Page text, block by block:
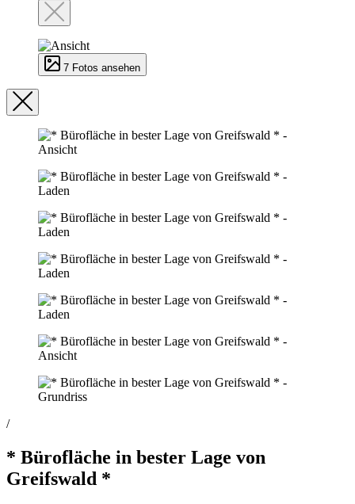
7 Fotos ansehen
/
* Bürofläche in bester Lage von
Greifswald *